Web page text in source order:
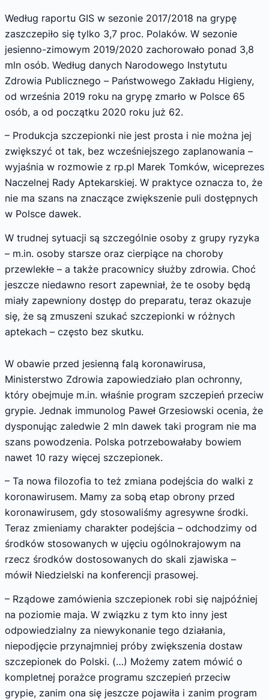
Według raportu GIS w sezonie 2017/2018 na grypę
zaszczepiło się tylko 3,7 proc. Polaków. W sezonie
jesienno-zimowym 2019/2020 zachorowało ponad 3,8
mln osób. Według danych Narodowego Instytutu
Zdrowia Publicznego – Państwowego Zakładu Higieny,
od września 2019 roku na grypę zmarło w Polsce 65
osób, a od początku 2020 roku już 62.
– Produkcja szczepionki nie jest prosta i nie można jej
zwiększyć ot tak, bez wcześniejszego zaplanowania –
wyjaśnia w rozmowie z rp.pl Marek Tomków, wiceprezes
Naczelnej Rady Aptekarskiej. W praktyce oznacza to, że
nie ma szans na znaczące zwiększenie puli dostępnych
w Polsce dawek.
W trudnej sytuacji są szczególnie osoby z grupy ryzyka
– m.in. osoby starsze oraz cierpiące na choroby
przewlekłe – a także pracownicy służby zdrowia. Choć
jeszcze niedawno resort zapewniał, że te osoby będą
miały zapewniony dostęp do preparatu, teraz okazuje
się, że są zmuszeni szukać szczepionki w różnych
aptekach – często bez skutku.
W obawie przed jesienną falą koronawirusa,
Ministerstwo Zdrowia zapowiedziało plan ochronny,
który obejmuje m.in. właśnie program szczepień przeciw
grypie. Jednak immunolog Paweł Grzesiowski ocenia, że
dysponując zaledwie 2 mln dawek taki program nie ma
szans powodzenia. Polska potrzebowałaby bowiem
nawet 10 razy więcej szczepionek.
– Ta nowa filozofia to też zmiana podejścia do walki z
koronawirusem. Mamy za sobą etap obrony przed
koronawirusem, gdy stosowaliśmy agresywne środki.
Teraz zmieniamy charakter podejścia – odchodzimy od
środków stosowanych w ujęciu ogólnokrajowym na
rzecz środków dostosowanych do skali zjawiska –
mówił Niedzielski na konferencji prasowej.
– Rządowe zamówienia szczepionek robi się najpóźniej
na poziomie maja. W związku z tym kto inny jest
odpowiedzialny za niewykonanie tego działania,
niepodjęcie przynajmniej próby zwiększenia dostaw
szczepionek do Polski. (…) Możemy zatem mówić o
kompletnej porażce programu szczepień przeciw
grypie, zanim ona się jeszcze pojawiła i zanim program